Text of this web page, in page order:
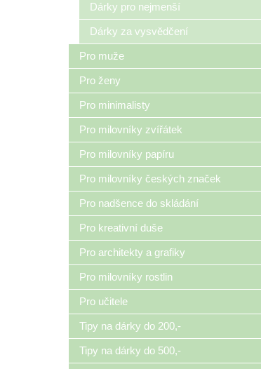
Dárky pro nejmenší
Dárky za vysvědčení
Pro muže
Pro ženy
Pro minimalisty
Pro milovníky zvířátek
Pro milovníky papíru
Pro milovníky českých značek
Pro nadšence do skládání
Pro kreativní duše
Pro architekty a grafiky
Pro milovníky rostlin
Pro učitele
Tipy na dárky do 200,-
Tipy na dárky do 500,-